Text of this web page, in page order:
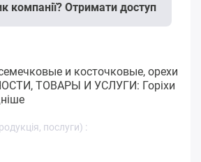
компанії? Отримати доступ
и косточковые, орехи
ТОВАРЫ И УСЛУГИ: Горіхи
послуги) :